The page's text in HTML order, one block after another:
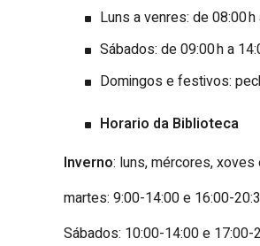
Luns a venres: de 08:00 h
Sábados: de 09:00 h a
Domingos e festivos:
Horario da Biblioteca
Inverno: luns, mércores,
martes: 9:00-14:00 e 16:00-
Sábados: 10:00-14:00 e 17:00-